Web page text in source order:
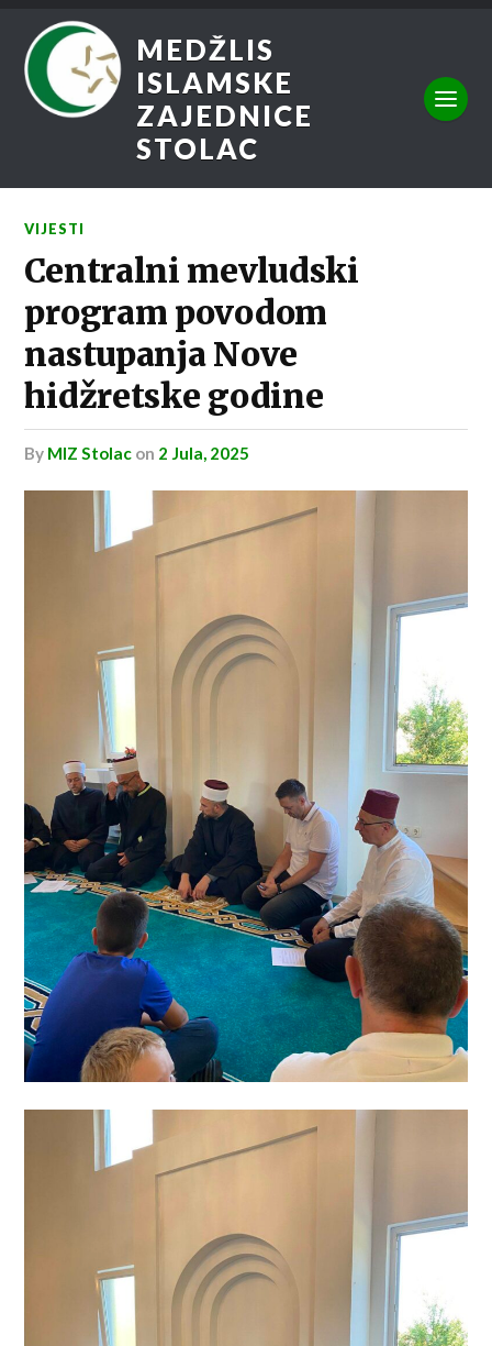
MEDŽLIS
ISLAMSKE
ZAJEDNICE
STOLAC
VIJESTI
Centralni mevludski
program povodom
nastupanja Nove
hidžretske godine
by MIZ Stolac on 2 Jula, 2025